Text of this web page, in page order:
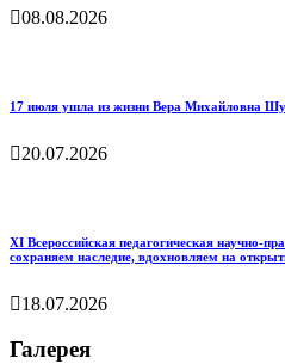
08.08.2026
17 июля ушла из жизни Вера Михайловна
20.07.2026
XI Всероссийская педагогическая
сохраняем наследие, вдохновляем на
18.07.2026
Галерея